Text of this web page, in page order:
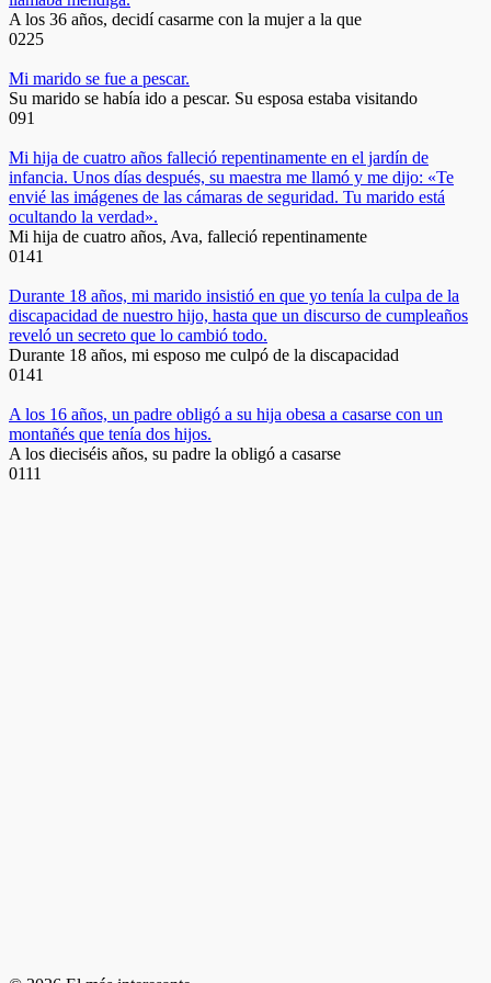
A los 36 años, decidí casarme con la mujer a la que
0225
Mi marido se fue a pescar.
Su marido se había ido a pescar. Su esposa estaba visitando
091
Mi hija de cuatro años falleció repentinamente en el jardín de
infancia. Unos días después, su maestra me llamó y me dijo: «Te
envié las imágenes de las cámaras de seguridad. Tu marido está
ocultando la verdad».
Mi hija de cuatro años, Ava, falleció repentinamente
0141
Durante 18 años, mi marido insistió en que yo tenía la culpa de la
discapacidad de nuestro hijo, hasta que un discurso de cumpleaños
reveló un secreto que lo cambió todo.
Durante 18 años, mi esposo me culpó de la discapacidad
0141
A los 16 años, un padre obligó a su hija obesa a casarse con un
montañés que tenía dos hijos.
A los dieciséis años, su padre la obligó a casarse
0111